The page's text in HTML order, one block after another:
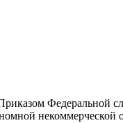
Федеральной
некоммерческой